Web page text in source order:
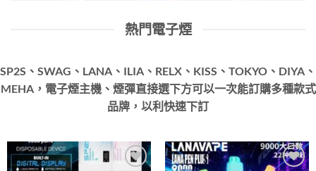
熱門電子煙
SP2S、SWAG、LANA、ILIA、RELX、KISS、TOKYO、DIYA、
MEHA，電子煙主機、煙彈直接選下方可以一次能訂購多種款式
品牌，以利快速下訂